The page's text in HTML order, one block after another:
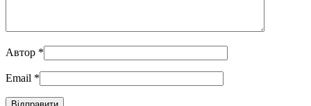
Автор *
Email *